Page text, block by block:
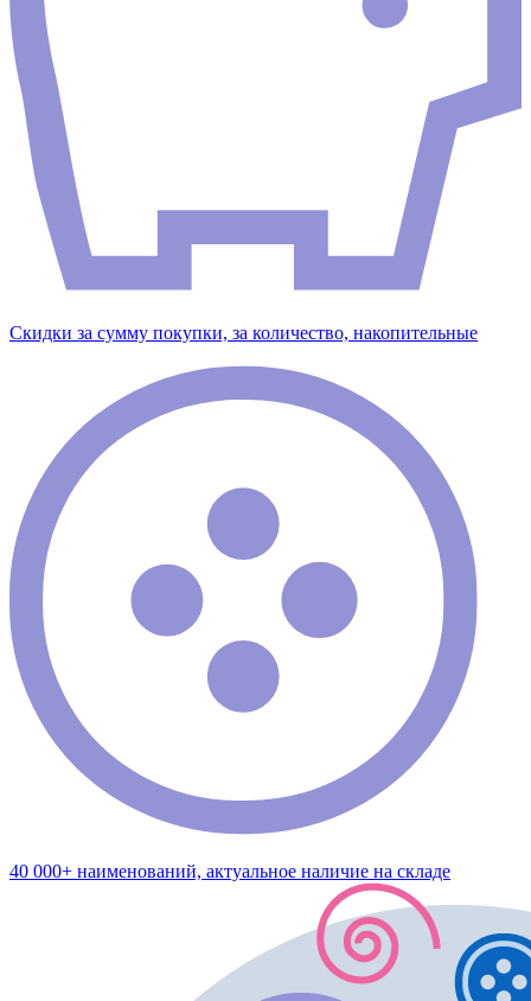
Скидки за сумму покупки, за количество, накопительные
40 000+ наименований, актуальное наличие на складе